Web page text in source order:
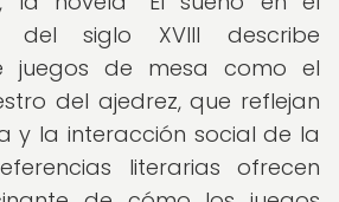
del siglo XVIII describe
juegos de mesa como el
del ajedrez, que reflejan
y la interacción social de la
literarias ofrecen